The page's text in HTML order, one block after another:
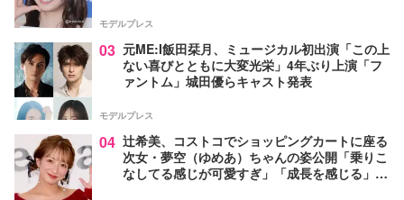
モデルプレス
03 元ME:I飯田栞月、ミュージカル初出演「この上
ない喜びとともに大変光栄」4年ぶり上演「フ
ァントム」城田優らキャスト発表
モデルプレス
04 辻希美、コストコでショッピングカートに座る
次女・夢空（ゆめあ）ちゃんの姿公開「乗りこ
なしてる感じが可愛すぎ」「成長を感じる」の